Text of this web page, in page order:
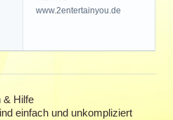
www.2entertainyou.de
& Hilfe
einfach und unkompliziert